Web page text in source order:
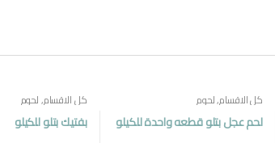
كل الاقسام,لحوم
لحم عجل بتلو قطعه واحدة للكيلو
كل الاقسام,لحوم
بفتيك بتلو للكيلو